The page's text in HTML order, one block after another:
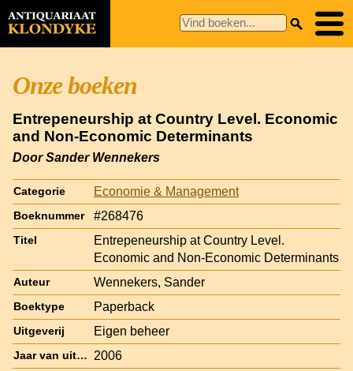
Onze boeken
Entrepeneurship at Country Level. Economic
and Non-Economic Determinants
Door Sander Wennekers
Categorie Economie & Management
Boeknummer #268476
Titel
Entrepeneurship at Country Level.
Economic and Non-Economic Determinants
Auteur Wennekers, Sander
Boektype Paperback
Uitgeverij Eigen beheer
Jaar van uitgave 2006